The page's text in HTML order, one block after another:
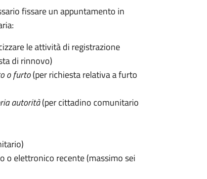
fissare un appuntamento in
le attività di registrazione
di rinnovo)
o furto(per richiesta relativa a furto
autorità(per cittadino comunitario
o elettronico recente (massimo sei